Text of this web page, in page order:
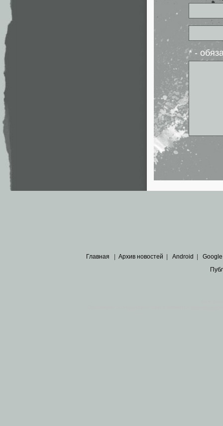
* -
Главная | Архив новостей | Android | Google